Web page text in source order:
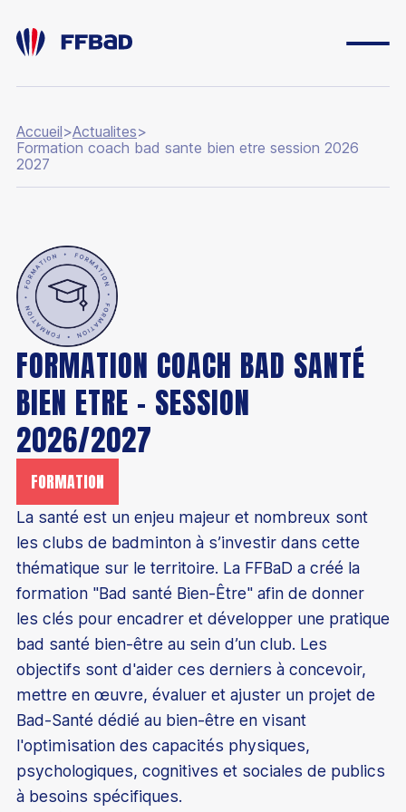
ESPACE DIRIGEANT
BOUTIQUE
YONEX IFB
CARRIÈRES
Découvrir le badminton
Découvrir le para-badminton
Comment jouer au badminton
S'équiper pour jouer
Trouver un club
Trouver un stage
Classements
Compétitions
Top 12
Comment devenir champion
Parcours de performance fédérale
Les structures d'entraînement permanentes
Les collectifs France
Collectif France Séniors
Collectif France Para-badminton
Collectif France Sourds et malentendants
Éducation
Badminton scolaire et universitaire
Junior Academy
Mémoires étudiants
Éco-responsabilité
Inclusion
Être encadrant
Formations bénévoles
Formations professionnelles
Formations continues
Présentation
Chiffres clés
Les bonnes raisons de s'affilier
Accueil>Actualites>
Formation coach bad sante bien etre session 2026
2027
FORMATION COACH BAD SANTÉ
BIEN ETRE - SESSION
2026/2027
FORMATION
La santé est un enjeu majeur et nombreux sont
les clubs de badminton à s’investir dans cette
thématique sur le territoire. La FFBaD a créé la
formation "Bad santé Bien-Être" afin de donner
les clés pour encadrer et développer une pratique
bad santé bien-être au sein d’un club. Les
objectifs sont d'aider ces derniers à concevoir,
mettre en œuvre, évaluer et ajuster un projet de
Bad-Santé dédié au bien-être en visant
l'optimisation des capacités physiques,
psychologiques, cognitives et sociales de publics
à besoins spécifiques.